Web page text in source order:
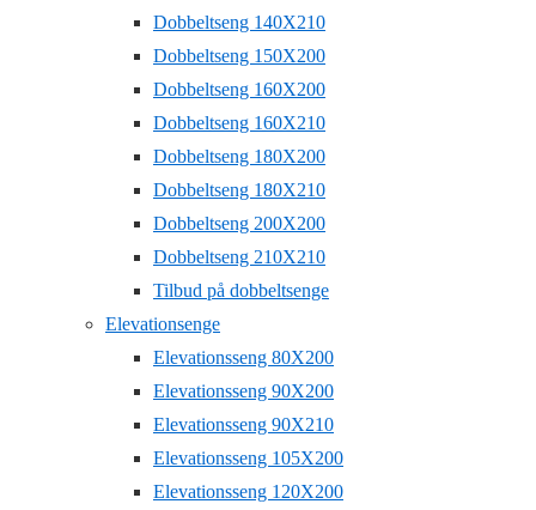
Dobbeltseng 140X210
Dobbeltseng 150X200
Dobbeltseng 160X200
Dobbeltseng 160X210
Dobbeltseng 180X200
Dobbeltseng 180X210
Dobbeltseng 200X200
Dobbeltseng 210X210
Tilbud på dobbeltsenge
Elevationsenge
Elevationsseng 80X200
Elevationsseng 90X200
Elevationsseng 90X210
Elevationsseng 105X200
Elevationsseng 120X200